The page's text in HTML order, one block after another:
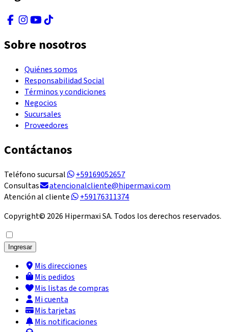
Sobre nosotros
Quiénes somos
Responsabilidad Social
Términos y condiciones
Negocios
Sucursales
Proveedores
Contáctanos
Teléfono sucursal
+59169052657
Consultas
atencionalcliente@hipermaxi.com
Atención al cliente
+59176311374
Copyright© 2026 Hipermaxi SA. Todos los derechos reservados.
Ingresar
Mis direcciones
Mis pedidos
Mis listas de compras
Mi cuenta
Mis tarjetas
Mis notificaciones